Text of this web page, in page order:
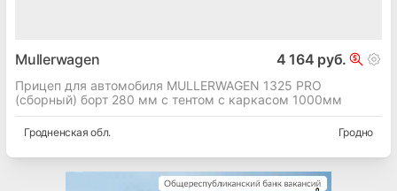
Mullerwagen 4 164 руб.
Прицеп для автомобиля MULLERWAGEN 1325 PRO
(сборный) борт 280 мм с тентом c каркасом 1000мм
Гродненская обл. Гродно